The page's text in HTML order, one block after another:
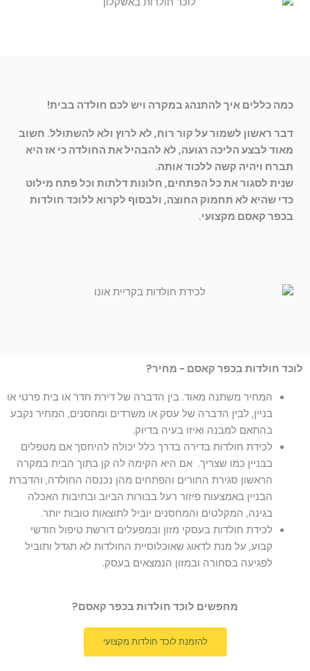
כמה כללים איך להתנהג במקרה ויש לכם חולדה בבית!
דבר ראשון לשמור על קור רוח, לא לרוץ ולא להשתולל. חשוב
מאוד לבצע הליכה רגועה, לא להבהיל את החולדה כי אז היא
תברח ויהיה קשה ללכוד אותה.
שנית לסגור את כל הפתחים, חלונות דלתות וכל פתח מילוט
כדי שהיא לא תחמוק החוצה, ולבסוף לקרוא ללוכד חולדות
בכפר קאסם מקצועי.
לוכד חולדות בכפר קאסם - מחיר?
המחיר משתנה מאוד. בין הדברה של דירת חדר או בית פרטי או
בניין, לבין הדברה של עסק או משרדים ומחסנים, המחיר נקבע
בהתאם למבנה ואיזו בעיה בדיוק.
לכידת חולדות בדירה בדרך כלל יכולה להיחסך אם מטפלים
בבניין כמו שצריך. אם היא הקימה לה קן בתוך הבית במקרה
הראשון סגירת החורים והפתחים מהן נכנסה החולדה, והדברת
הבניין באמצעות פיזור רעל בבורות הביוב ובתיבות האכלה
בגינה, המקלטים והמחסנים יוביל לתוצאות טובות יותר.
לכידת חולדות בעסקי מזון ובמפעלים דורשת טיפול חודשי
קבוע, על מנת לדאוג שאוכלוסיית החולדות לא תגדל ותוביל
לפגיעה בסחורה ובמזון הנמצאים בעסק.
מחפשים לוכד חולדות בכפר קאסם?
להזמנת לוכד חולדות מקצועי